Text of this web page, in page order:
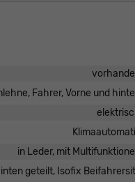
Fahrer, Vorne und
in Leder, mit
geteilt, Isofix